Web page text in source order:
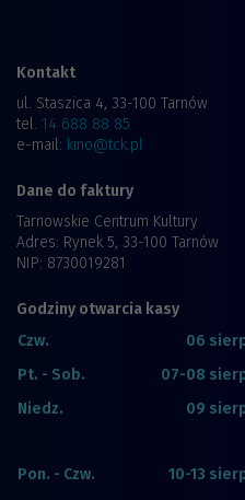
Kontakt
ul. Staszica 4, 33-100 Tarnów
tel. 14 688 88 85
e-mail: kino@tck.pl
Dane do faktury
Tarnowskie Centrum Kultury
Adres: Rynek 5, 33-100 Tarnów
NIP: 8730019281
Godziny otwarcia kasy
Czw.
06
Pt. - Sob.
07-08
Niedz.
09
Pon. - Czw.
10-13